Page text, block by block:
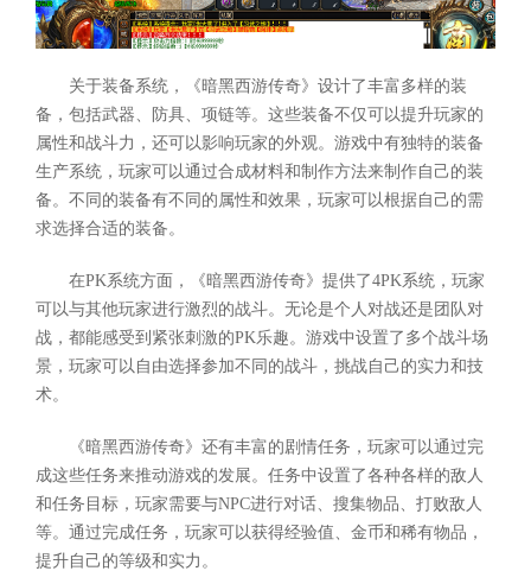
关于装备系统，《暗黑西游传奇》设计了丰富多样的装
备，包括武器、防具、项链等。这些装备不仅可以提升玩家的
属性和战斗力，还可以影响玩家的外观。游戏中有独特的装备
生产系统，玩家可以通过合成材料和制作方法来制作自己的装
备。不同的装备有不同的属性和效果，玩家可以根据自己的需
求选择合适的装备。
在PK系统方面，《暗黑西游传奇》提供了4PK系统，玩家
可以与其他玩家进行激烈的战斗。无论是个人对战还是团队对
战，都能感受到紧张刺激的PK乐趣。游戏中设置了多个战斗场
景，玩家可以自由选择参加不同的战斗，挑战自己的实力和技
术。
《暗黑西游传奇》还有丰富的剧情任务，玩家可以通过完
成这些任务来推动游戏的发展。任务中设置了各种各样的敌人
和任务目标，玩家需要与NPC进行对话、搜集物品、打败敌人
等。通过完成任务，玩家可以获得经验值、金币和稀有物品，
提升自己的等级和实力。